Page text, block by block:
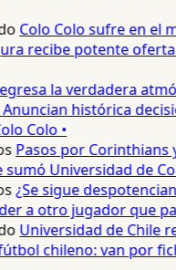
Colo Colo sufre en el
recibe potente
la verdadera
histórica
Colo •
Pasos por Corinthians
Universidad de
¿Se sigue
a otro jugador que
Universidad de Chile
chileno: van por